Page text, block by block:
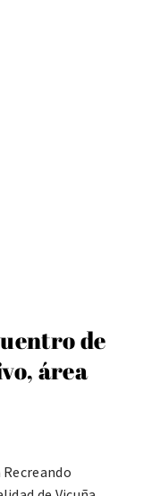
de
área